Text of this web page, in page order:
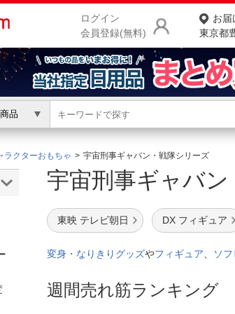
ログイン
会員登録(無料)
お届
東京都
品
ランキングか
カテゴリ一
お客様サ
ご利用ガイド
ラクターおもちゃ 宇宙刑事ギャバン・戦隊シリーズ
宇宙刑事ギャバ
東映 テレビ朝日 DX フィギュア
変身・なりきりグッズやフィギュア ソ
週間売れ筋ランキング